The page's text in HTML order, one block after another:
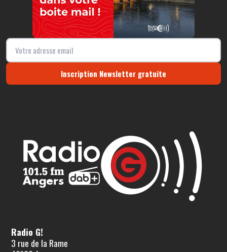
Inscription Newsletter gratuite
Radio G!
3 rue de la Rame